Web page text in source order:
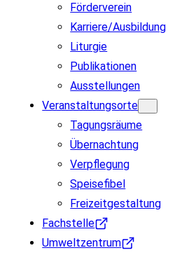
Förderverein
Karriere/Ausbildung
Liturgie
Publikationen
Ausstellungen
Veranstaltungsorte
Tagungsräume
Übernachtung
Verpflegung
Speisefibel
Freizeitgestaltung
Fachstelle
Umweltzentrum